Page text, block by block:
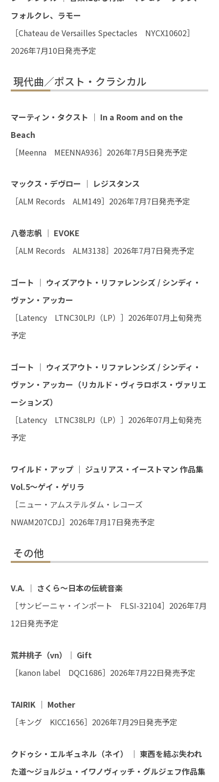
フォルクレ、ラモー
［Chateau de Versailles Spectacles NYCX10602］
2026年7月10日発売予定
現代曲／ポスト・クラシカル
マーティン・タクスト ｜ In a Room and on the
Beach
［Meenna MEENNA936］2026年7月5日発売予定
マックス・デヴロー ｜ レジスタンス
［ALM Records ALM149］2026年7月7日発売予定
八巻志帆 ｜ EVOKE
［ALM Records ALM3138］2026年7月7日発売予定
ゴート ｜ ウィズアウト・リファレンシズ / シンディ・
ヴァン・アッカー
［Latency LTNC30LPJ（LP）］2026年07月上旬発売
予定
ゴート ｜ ウィズアウト・リファレンシズ / シンディ・
ヴァン・アッカー（リカルド・ヴィラロボス・ヴァリエ
ーションズ）
［Latency LTNC38LPJ（LP）］2026年07月上旬発売
予定
ワイルド・アップ ｜ ジュリアス・イーストマン 作品集
Vol.5～ゲイ・ゲリラ
［ニュー・アムステルダム・レコーズ
NWAM207CDJ］2026年7月17日発売予定
その他
V.A. ｜ さくら～日本の伝統音楽
［サンビーニャ・インポート FLSI-32104］2026年7月
12日発売予定
荒井桃子（vn）｜ Gift
［kanon label DQC1686］2026年7月22日発売予定
TAIRIK ｜ Mother
［キング KICC1656］2026年7月29日発売予定
クドゥシ・エルギュネル（ネイ） ｜ 東西を結ぶ失われ
た道～ジョルジュ・イワノヴィッチ・グルジェフ作品集